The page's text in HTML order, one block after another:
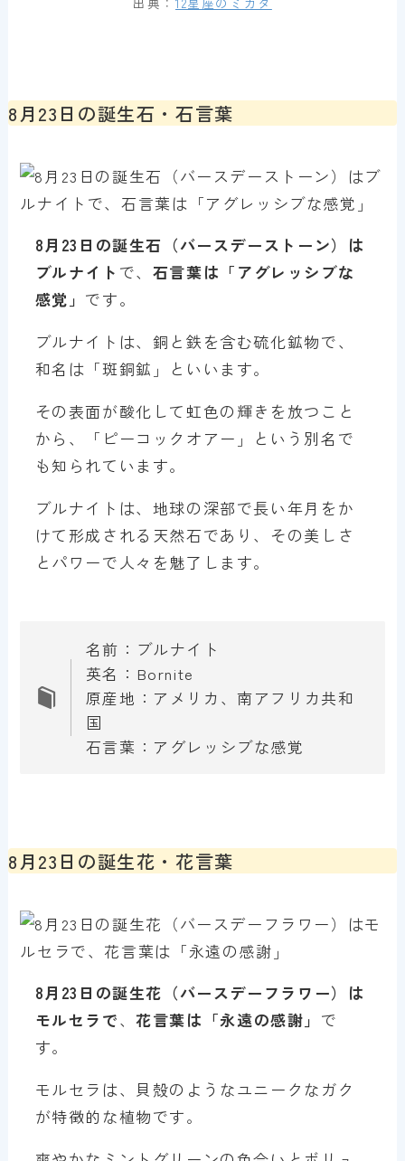
8月23日の誕生石・石言葉
8月23日の誕生石（バースデーストーン）は
ブルナイト で、 石言葉は「アグレッシブな
感覚」 です。
ブルナイトは、銅と鉄を含む硫化鉱物で、
和名は「斑銅鉱」といいます。
その表面が酸化して虹色の輝きを放つこと
から、「ピーコックオアー」という別名で
も知られています。
ブルナイトは、地球の深部で長い年月をか
けて形成される天然石であり、その美しさ
とパワーで人々を魅了します。
名前：ブルナイト
英名：Bornite
原産地：アメリカ、南アフリカ共和
国
石言葉：アグレッシブな感覚
8月23日の誕生花・花言葉
8月23 日の誕生花（バースデーフラワー）は
モルセラ で、花言葉は「永遠の感謝 」 で
す。
モルセラは、貝殻のようなユニークなガク
が特徴的な植物です。